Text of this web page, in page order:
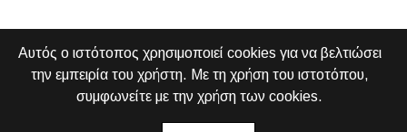
Αυτός ο ιστότοπος χρησιμοποιεί cookies για να βελτιώσει
την εμπειρία του χρήστη. Με τη χρήση του ιστοτόπου,
συμφωνείτε με την χρήση των cookies.